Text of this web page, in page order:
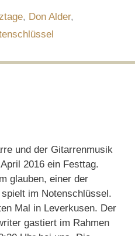
, Don Alder,
und der Gitarrenmusik
2016 ein Festtag.
glauben, einer der
im Notenschlüssel.
Mal in Leverkusen. Der
gastiert im Rahmen